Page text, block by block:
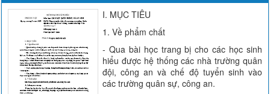
I. MỤC TIÊU
1. Về phẩm chất
- Qua bài học trang bị cho các học sinh
hiểu được hệ thống các nhà trường quân
đội, công an và chế độ tuyển sinh vào
các trường quân sự, công an.